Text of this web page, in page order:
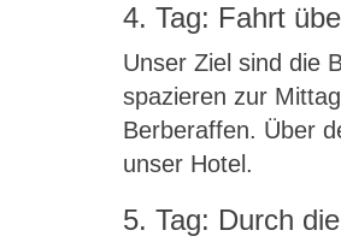
4. Tag: Fahrt
Unser Ziel sind die
spazieren zur
Berberaffen. Über
unser Hotel.
5. Tag: Durch